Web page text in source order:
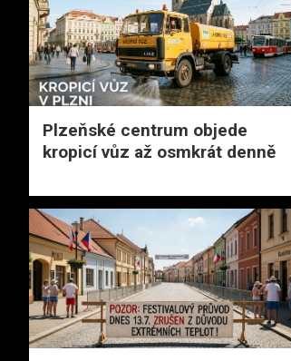
Plzeňské centrum objede
kropicí vůz až osmkrát denně